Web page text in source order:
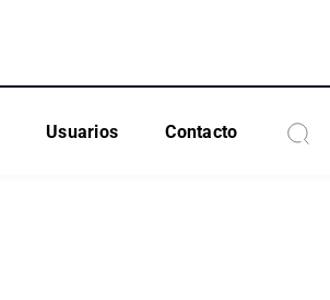
Usuarios Contacto